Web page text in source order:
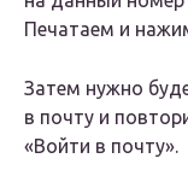
Печатаем и
Затем нужно
в почту и
«Войти в почту».